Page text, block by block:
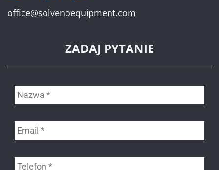
office@solvenoequipment.com
ZADAJ PYTANIE